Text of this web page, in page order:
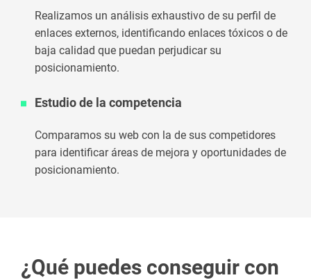
Realizamos un análisis exhaustivo de su perfil de
enlaces externos, identificando enlaces tóxicos o de
baja calidad que puedan perjudicar su
posicionamiento.
Estudio de la competencia
Comparamos su web con la de sus competidores
para identificar áreas de mejora y oportunidades de
posicionamiento.
¿Qué puedes conseguir con